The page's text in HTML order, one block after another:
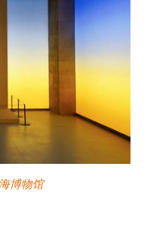
博物馆